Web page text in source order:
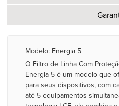
Modelo: Energia 5
O Filtro de Linha Com
Energia 5 é um modelo que
para seus dispositivos, com
até 5 equipamentos